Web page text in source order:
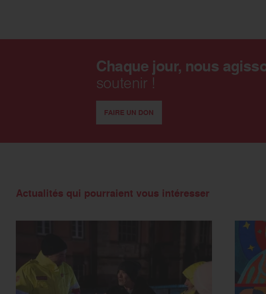
Chaque jour, nous
soutenir !
FAIRE UN DON
Actualités qui pourraient vous intéresser